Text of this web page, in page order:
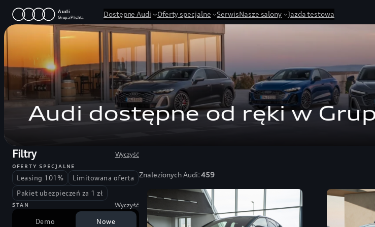
Przejdź
do
treści
Dostępne Audi Oferty specjalne SerwisNasze salony Jazda testowa
Audi dostępne od ręki w
Filtry Wyczyść
OFERTY SPECJALNE
Leasing 101%
Limitowana oferta
Pakiet ubezpieczeń za 1 zł
STAN Wyczyść
Demo Nowe
Znalezionych Audi:459